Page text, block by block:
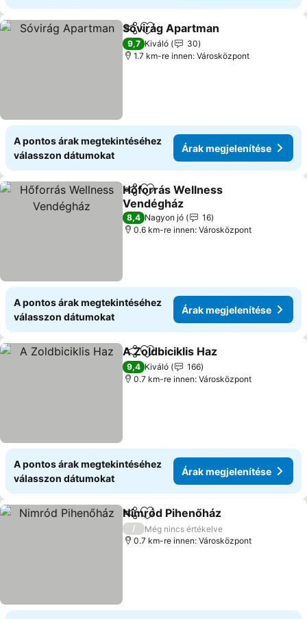
Megosztás
Hozzáadás a kedvencekhez
Sóvirág Apartman
9,7 Kiváló
30
1.7 km-re innen: Városközpont
A pontos árak megtekintéséhez
válasszon dátumokat
Árak megjelenítése
MegosztásHozzáadás a kedvencekhez
Hőforrás Wellness
Vendégház
8,4 Nagyon jó
16
0.6 km-re innen: Városközpont
A pontos árak megtekintéséhez
válasszon dátumokat
Árak megjelenítése
Megosztás
Hozzáadás a kedvencekhez
A Zoldbiciklis Haz
9,4 Kiváló
166
0.7 km-re innen: Városközpont
A pontos árak megtekintéséhez
válasszon dátumokat
Árak megjelenítése
Megosztás
Hozzáadás a kedvencekhez
Nimród Pihenőház
/
Még nincs értékelve
0.7 km-re innen: Városközpont